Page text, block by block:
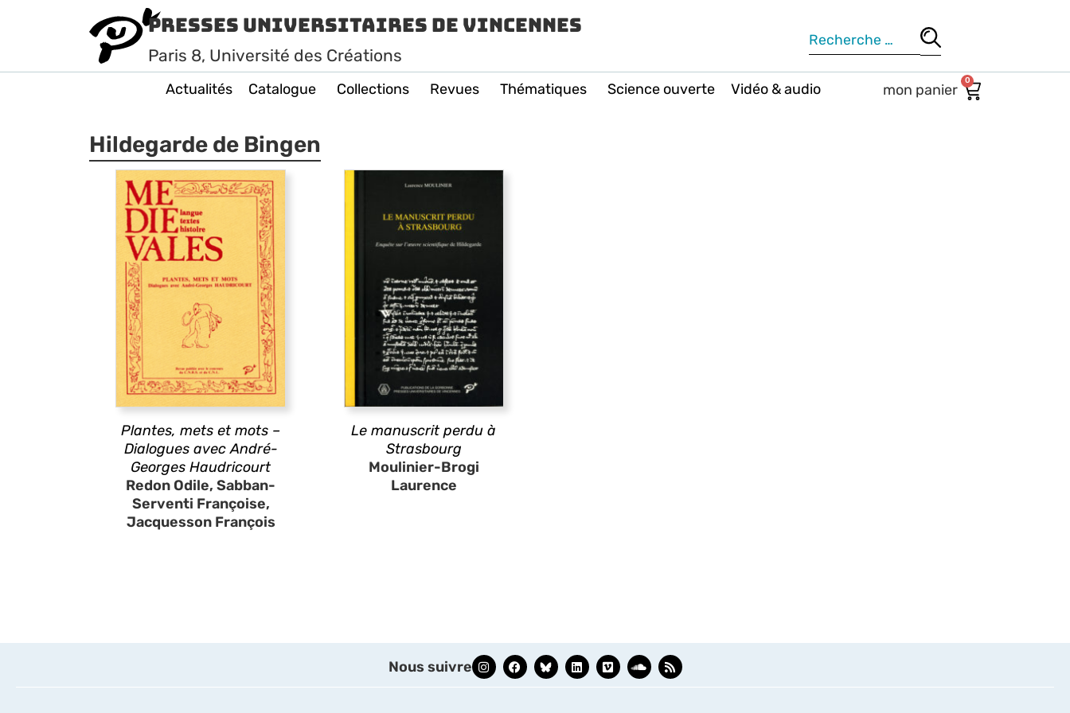
Presses Universitaires de Vincennes
Paris 8, Université des Créations
Actualités Catalogue Collections Revues Thématiques Science ouverte Vidéo & audio 0
Hildegarde de Bingen
Plantes, mets et mots –
Dialogues avec André-
Georges Haudricourt
Redon Odile, Sabban-
Serventi Françoise,
Jacquesson François
Le manuscrit perdu à
Strasbourg
Moulinier-Brogi
Laurence
Nous suivre